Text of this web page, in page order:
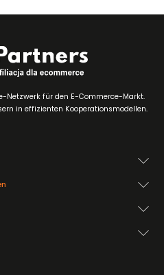
Netzwerk für den E-Commerce-Markt.
in effizienten Kooperationsmodellen.